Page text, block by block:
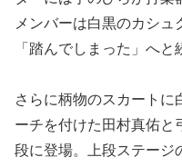
メンバーは白黒のカシ
「踏んでしまった」へと
さらに柄物のスカートに
ーチを付けた田村真佑と
段に登場。上段ステージ